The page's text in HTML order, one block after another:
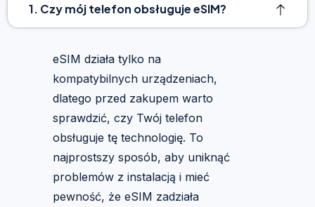
1. Czy mój telefon obsługuje eSIM?
eSIM działa tylko na
kompatybilnych urządzeniach,
dlatego przed zakupem warto
sprawdzić, czy Twój telefon
obsługuje tę technologię. To
najprostszy sposób, aby uniknąć
problemów z instalacją i mieć
pewność, że eSIM zadziała